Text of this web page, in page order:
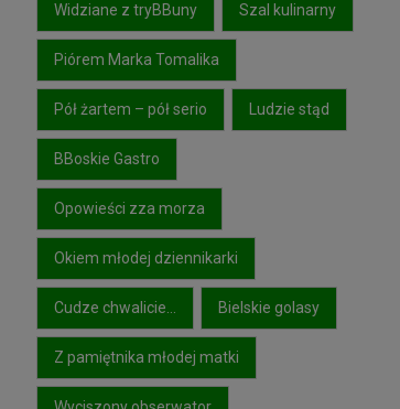
Widziane z tryBBuny Szal kulinarny
Piórem Marka Tomalika
Pół żartem – pół serio Ludzie stąd
BBoskie Gastro
Opowieści zza morza
Okiem młodej dziennikarki
Cudze chwalicie… Bielskie golasy
Z pamiętnika młodej matki